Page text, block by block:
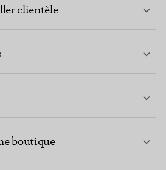
clientèle
boutique